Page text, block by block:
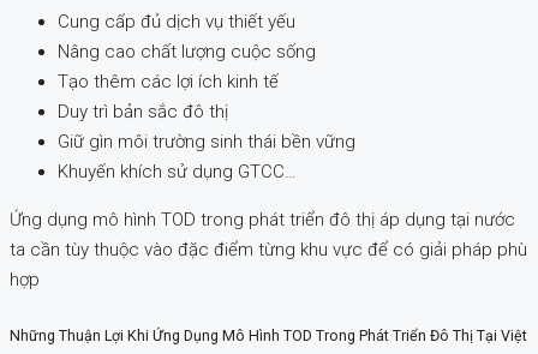
Cung cấp đủ dịch vụ thiết yếu
Nâng cao chất lượng cuộc sống
Tạo thêm các lợi ích kinh tế
Duy trì bản sắc đô thị
Giữ gìn môi trường sinh thái bền vững
Khuyến khích sử dụng GTCC…
Ứng dụng mô hình TOD trong phát triển đô thị áp dụng tại nước
ta cần tùy thuộc vào đặc điểm từng khu vực để có giải pháp phù
hợp
Những Thuận Lợi Khi Ứng Dụng Mô Hình TOD Trong Phát Triển Đô Thị Tại Việt